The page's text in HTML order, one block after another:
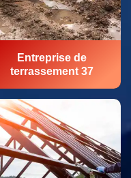
Entreprise de
terrassement 37